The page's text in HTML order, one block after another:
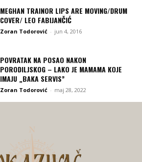
MEGHAN TRAINOR LIPS ARE MOVING/DRUM
COVER/ LEO FABIJANČIĆ
Zoran Todorović - jun 4, 2016
POVRATAK NA POSAO NAKON
PORODILJSKOG – LAKO JE MAMAMA KOJE
IMAJU „BAKA SERVIS”
Zoran Todorović - maj 28, 2022